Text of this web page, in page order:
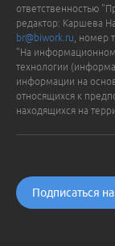
ответственностью
редактор: Каршева
br@biwork.ru , номер
"На
технологии
информации на
относящихся к
находящихся на
Подписаться на